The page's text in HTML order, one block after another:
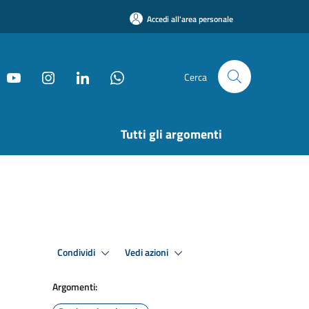
Accedi all'area personale
Cerca
Tutti gli argomenti
Condividi Vedi azioni
Argomenti: